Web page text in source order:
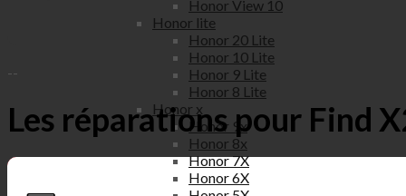
Honor View 10
Honor lite
Honor 20 Lite
Honor 10 Lite
Honor 9 Lite
Honor 8 Lite
Honor x
Honor 9x
Honor 8x
Honor 7X
Honor 6X
--
Les réparations pour Find